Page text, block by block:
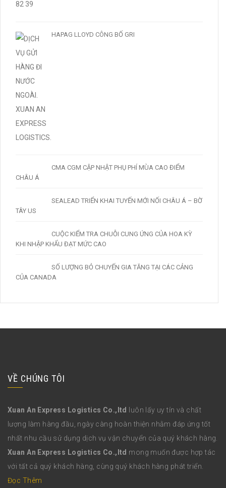
HAPAG LLOYD CÔNG BỐ GRI
CMA CGM CẬP NHẬT PHỤ PHÍ MÙA CAO ĐIỂM
CHÂU Á
SEALEAD TRIỂN KHAI TUYẾN MỚI NỐI CHÂU Á – BỜ
TÂY US
CUỘC KIỂM TRA CHUỖI CUNG ỨNG CỦA HOA KỲ
KHI NHẬP KHẨU ĐẠT MỨC CAO
SỐ LƯỢNG BỎ CHUYẾN GIA TĂNG TẠI CÁC CẢNG
CỦA CANADA
VỀ CHÚNG TÔI
Xuan An Express Logistics Co.,ltd
luôn lấy uy tín và chất
lượng làm hàng đầu, ngày càng hoàn thiện nhằm đáp ứng tốt
nhất nhu cầu sử dụng dịch vụ vận chuyển của quý khách hàng.
Xuan An Express Logistics Co.,ltd mong muốn được hợp tác
với tất cả quý khách hàng, cùng quý khách hàng phát triển.
Đọc Thêm